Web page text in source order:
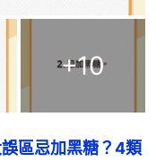
+10
區忌加黑糖？4類